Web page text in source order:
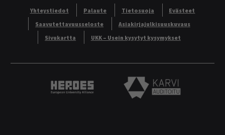
Yhteystiedot Palaute Tietosuoja
Evästeet
Saavutettavuusseloste
Asiakirjajulkisuuskuvaus
Sivukartta
UKK – Usein kysytyt kysymykset
Heroes European University Alliance logo
Karvi Auditoitu logo